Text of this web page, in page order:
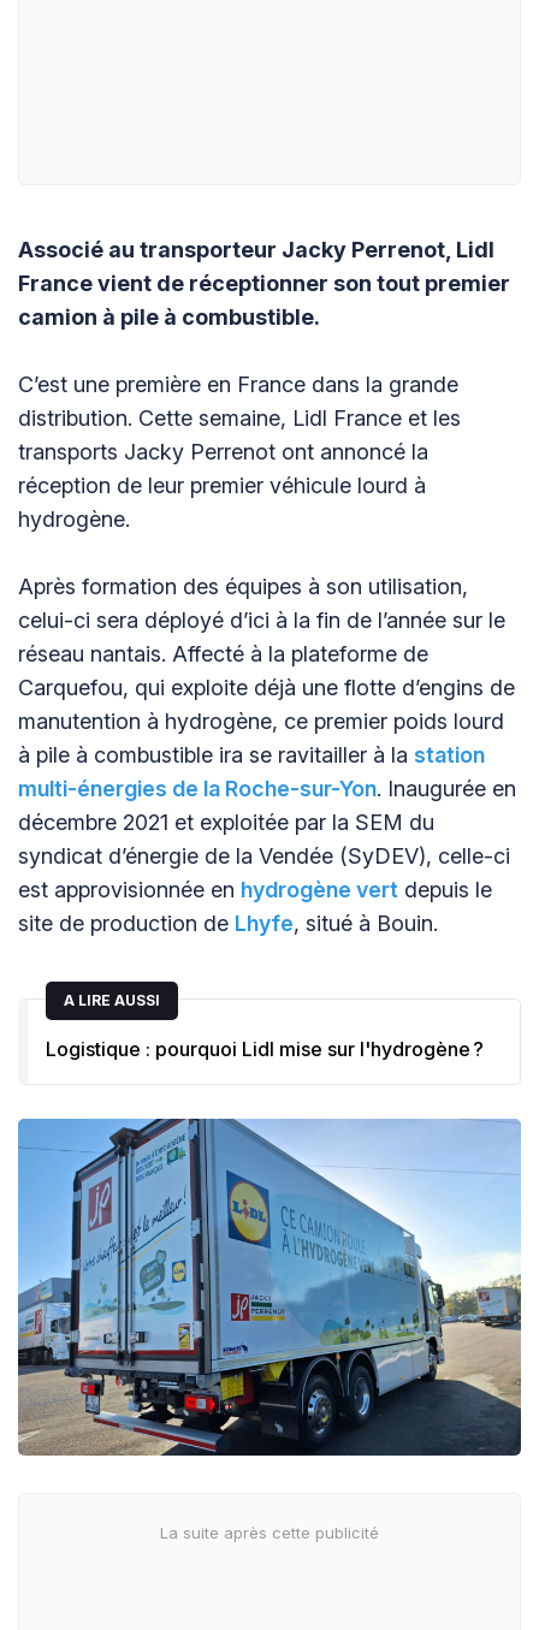
Associé au transporteur Jacky Perrenot, Lidl
France vient de réceptionner son tout premier
camion à pile à combustible.
C’est une première en France dans la grande
distribution. Cette semaine, Lidl France et les
transports Jacky Perrenot ont annoncé la
réception de leur premier véhicule lourd à
hydrogène.
Après formation des équipes à son utilisation,
celui-ci sera déployé d’ici à la fin de l’année sur le
réseau nantais. Affecté à la plateforme de
Carquefou, qui exploite déjà une flotte d’engins de
manutention à hydrogène, ce premier poids lourd
à pile à combustible ira se ravitailler à la station
multi-énergies de la Roche-sur-Yon. Inaugurée en
décembre 2021 et exploitée par la SEM du
syndicat d’énergie de la Vendée (SyDEV), celle-ci
est approvisionnée en hydrogène vert depuis le
site de production de Lhyfe, situé à Bouin.
A LIRE AUSSI
Logistique : pourquoi Lidl mise sur l'hydrogène ?